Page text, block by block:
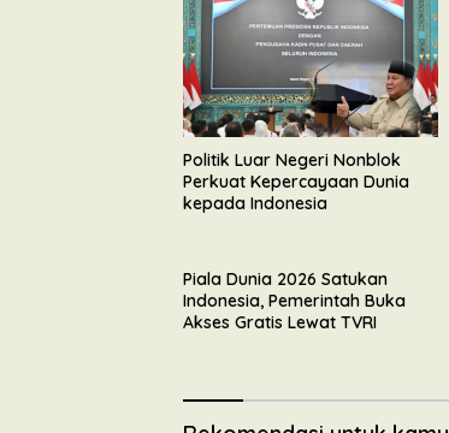
Politik Luar Negeri Nonblok
Perkuat Kepercayaan Dunia
kepada Indonesia
Piala Dunia 2026 Satukan
Indonesia, Pemerintah Buka
Akses Gratis Lewat TVRI